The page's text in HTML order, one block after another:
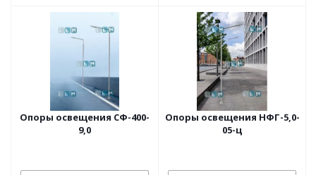
Опоры освещения СФ-400-
9,0
Опоры освещения НФГ-5,0-
05-ц